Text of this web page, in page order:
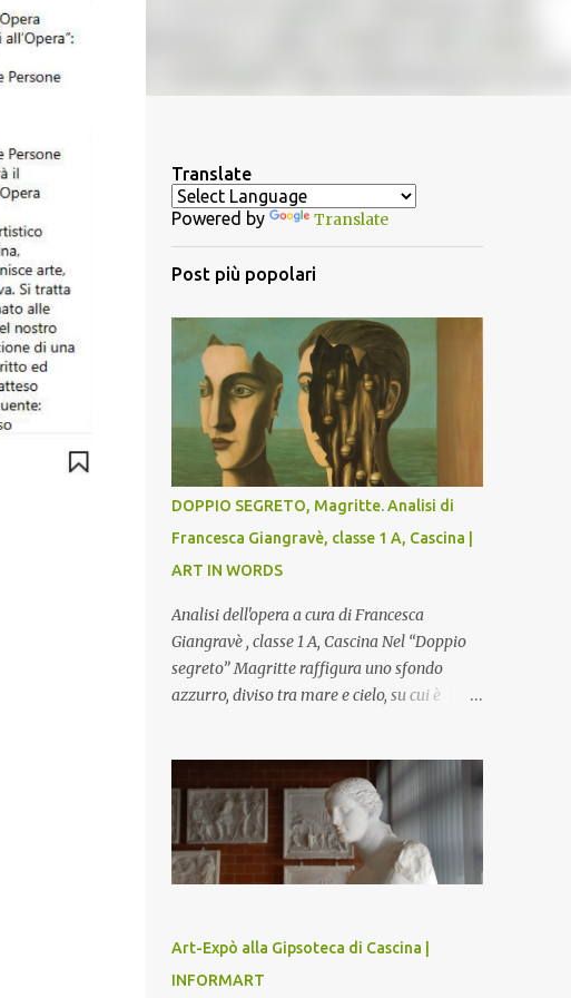
Translate
Powered by Translate
Post più popolari
DOPPIO SEGRETO, Magritte. Analisi di
Francesca Giangravè, classe 1 A, Cascina |
ART IN WORDS
Analisi dell'opera a cura di Francesca
Giangravè , classe 1 A, Cascina Nel “Doppio
segreto” Magritte raffigura uno sfondo
azzurro, diviso tra mare e cielo, su cui è
testa è quasi uno strappo o un taglio, scopre
sulla destra l’interno del corpo: non organi
umani, ma una materia metallica, fatta di
cilindri e sfere, un motivo che Magritte
propone frequentemente nelle sue opere,
minaccioso, come se si trattasse di un
qualcosa di malinconico, sia per il colore che
per la consistenza del materiale. L’enigma
Art-Expò alla Gipsoteca di Cascina |
INFORMART